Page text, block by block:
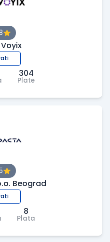
Voyix
304
Plate
Beograd
8
Plata